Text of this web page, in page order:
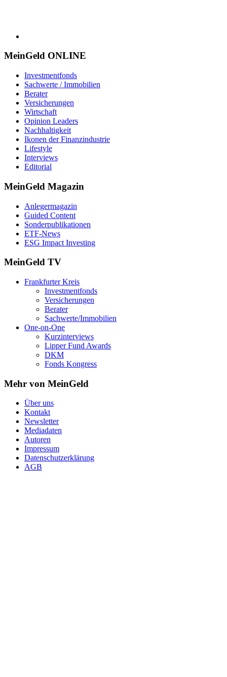
MeinGeld ONLINE
Investmentfonds
Sachwerte / Immobilien
Berater
Versicherungen
Wirtschaft
Opinion Leaders
Nachhaltigkeit
Ikonen der Finanzindustrie
Lifestyle
Interviews
Editorial
MeinGeld Magazin
Anlegermagazin
Guided Content
Sonderpublikationen
ETF-News
ESG Impact Investing
MeinGeld TV
Frankfurter Kreis
Investmentfonds
Versicherungen
Berater
Sachwerte/Immobilien
One-on-One
Kurzinterviews
Lipper Fund Awards
DKM
Fonds Kongress
Mehr von MeinGeld
Über uns
Kontakt
Newsletter
Mediadaten
Autoren
Impressum
Datenschutzerklärung
AGB